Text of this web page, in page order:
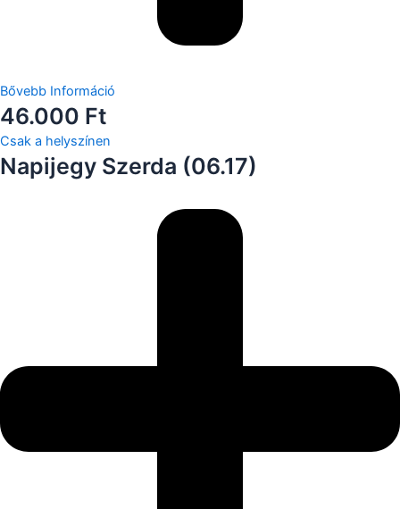
Bővebb Információ
46.000 Ft
Csak a helyszínen
Napijegy Szerda (06.17)